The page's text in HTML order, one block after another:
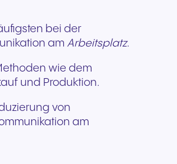
bei der
am Arbeitsplatz.
wie dem
und Produktion.
von
am